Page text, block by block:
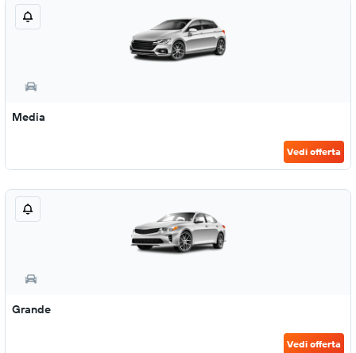
Media
Vedi offerta
Grande
Vedi offerta